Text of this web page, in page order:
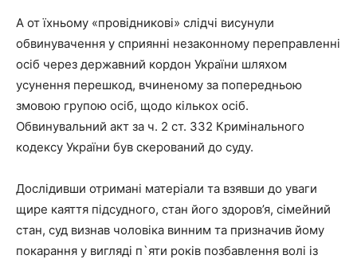
А от їхньому «провідникові» слідчі висунули
обвинувачення у сприянні незаконному переправленні
осіб через державний кордон України шляхом
усунення перешкод, вчиненому за попередньою
змовою групою осіб, щодо кількох осіб.
Обвинувальний акт за ч. 2 ст. 332 Кримінального
кодексу України був скерований до суду.
Дослідивши отримані матеріали та взявши до уваги
щире каяття підсудного, стан його здоров’я, сімейний
стан, суд визнав чоловіка винним та призначив йому
покарання у вигляді п`яти років позбавлення волі із